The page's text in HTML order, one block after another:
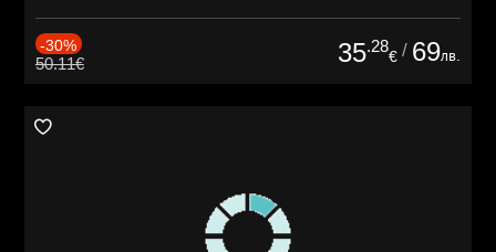
-30%
50.11€ 35.28
€ / 69лв.